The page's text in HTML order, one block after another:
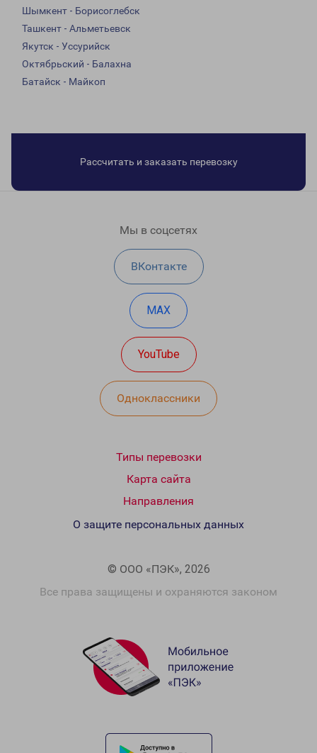
Шымкент - Борисоглебск
Ташкент - Альметьевск
Якутск - Уссурийск
Октябрьский - Балахна
Батайск - Майкоп
Рассчитать и заказать перевозку
Мы в соцсетях
ВКонтакте
MAX
YouTube
Одноклассники
Типы перевозки
Карта сайта
Направления
© ООО «ПЭК», 2026
Все права защищены и охраняются законом
О защите персональных данных